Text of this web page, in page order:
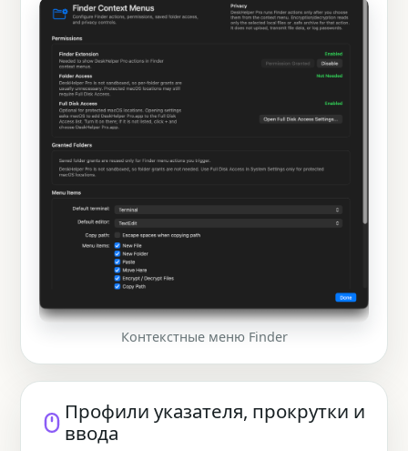
Контекстные меню Finder
Профили указателя, прокрутки и
ввода